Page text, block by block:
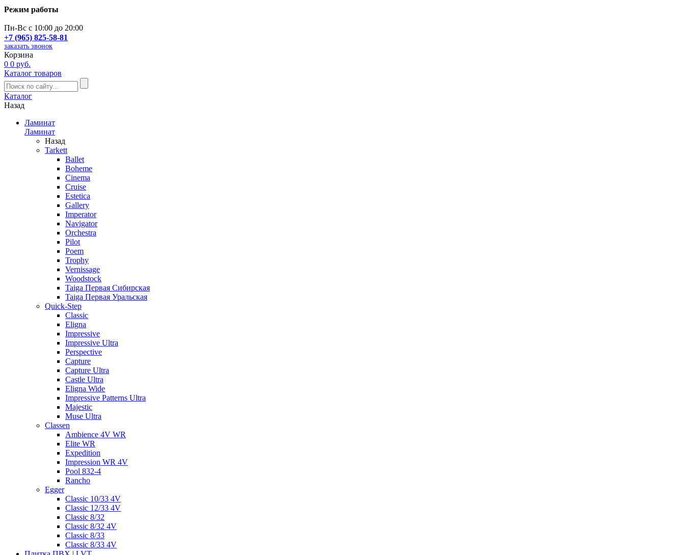
Режим работы
Пн-Вс с 10:00 до 20:00
+7 (965) 825-58-81
заказать звонок
Корзина
0 0 руб.
Каталог товаров
Каталог
Назад
Ламинат
Ламинат
Назад
Tarkett
Ballet
Boheme
Cinema
Cruise
Estetica
Gallery
Imperator
Navigator
Orchestra
Pilot
Poem
Trophy
Vernissage
Woodstock
Taiga Первая Сибирская
Taiga Первая Уральская
Quick-Step
Classic
Eligna
Impressive
Impressive Ultra
Perspective
Capture
Capture Ultra
Castle Ultra
Eligna Wide
Impressive Patterns Ultra
Majestic
Muse Ultra
Classen
Ambience 4V WR
Elite WR
Expedition
Impression WR 4V
Pool 832-4
Rancho
Egger
Classic 10/33 4V
Classic 12/33 4V
Classic 8/32
Classic 8/32 4V
Classic 8/33
Classic 8/33 4V